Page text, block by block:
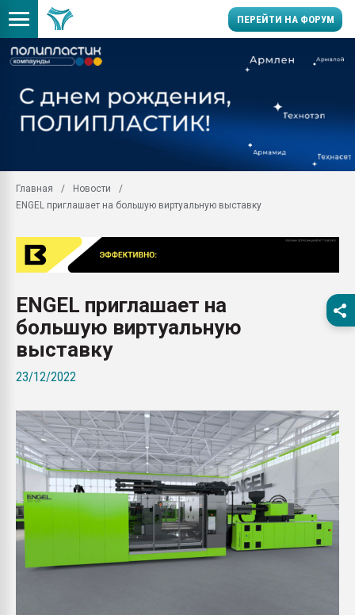
ПЕРЕЙТИ НА ФОРУМ
заводу пластмасс"
28.07.2026
28.07.2026
ПЕРЕЙТИ НА
Главная
Новости
ENGEL приглашает на большую виртуальную выставку
ENGEL приглашает на
большую виртуальную
выставку
23/12/2022